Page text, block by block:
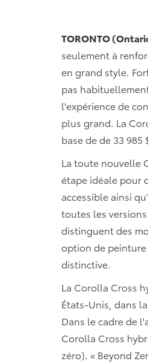
TORONTO
seulement à
en grand style.
pas
l'expérience de
plus grand. La
base de de 33 985
La toute nouvelle
étape idéale pour
accessible ainsi
toutes les
distinguent des
option de
distinctive.
La Corolla Cross
États-Unis, dans
Dans le cadre de
Corolla Cross
zéro). « Beyond